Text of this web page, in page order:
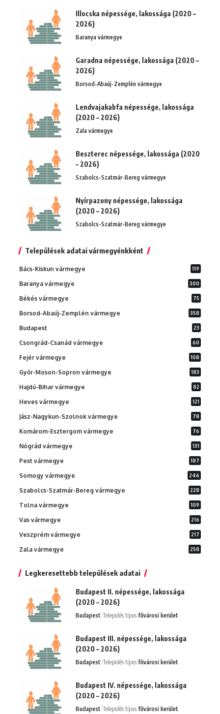
Illocska népessége, lakossága (2020 –
2026)
Baranya vármegye
Garadna népessége, lakossága (2020 –
2026)
Borsod-Abaúj-Zemplén vármegye
Lendvajakabfa népessége, lakossága
(2020 – 2026)
Zala vármegye
Beszterec népessége, lakossága (2020
– 2026)
Szabolcs-Szatmár-Bereg vármegye
Nyírpazony népessége, lakossága
(2020 – 2026)
Szabolcs-Szatmár-Bereg vármegye
Települések adatai vármegyénkként
Bács-Kiskun vármegye 119
Baranya vármegye 300
Békés vármegye 75
Borsod-Abaúj-Zemplén vármegye 358
Budapest 23
Csongrád-Csanád vármegye 60
Fejér vármegye 108
Győr-Moson-Sopron vármegye 183
Hajdú-Bihar vármegye 82
Heves vármegye 121
Jász-Nagykun-Szolnok vármegye 78
Komárom-Esztergom vármegye 76
Nógrád vármegye 131
Pest vármegye 187
Somogy vármegye 246
Szabolcs-Szatmár-Bereg vármegye 228
Tolna vármegye 109
Vas vármegye 216
Veszprém vármegye 217
Zala vármegye 258
Legkeresettebb települések adatai
Budapest II. népessége, lakossága
(2020 – 2026)
Budapest Település típus:fővárosi kerület
Budapest III. népessége, lakossága
(2020 – 2026)
Budapest Település típus:fővárosi kerület
Budapest IV. népessége, lakossága
(2020 – 2026)
Budapest Település típus:fővárosi kerület